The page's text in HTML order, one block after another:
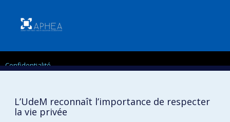
Confidentialité
Université de
Montréal
L’UdeM reconnaît l’importance de respecter
la vie privée